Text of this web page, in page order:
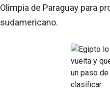
Olimpia de Paraguay para
sudamericano.